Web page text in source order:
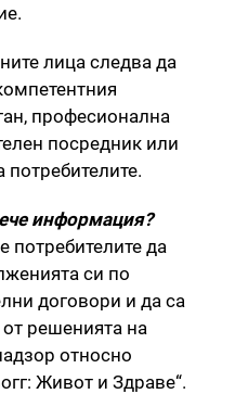
лица следва да
професионална
посредник или
информация?
потребителите да
си по
договори и да са
решенията на
относно
Живот и Здраве“.